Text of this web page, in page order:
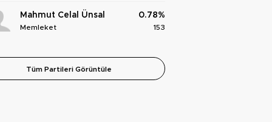
Mahmut Celal Ünsal
Memleket
0.78%
153
Tüm Partileri Görüntüle